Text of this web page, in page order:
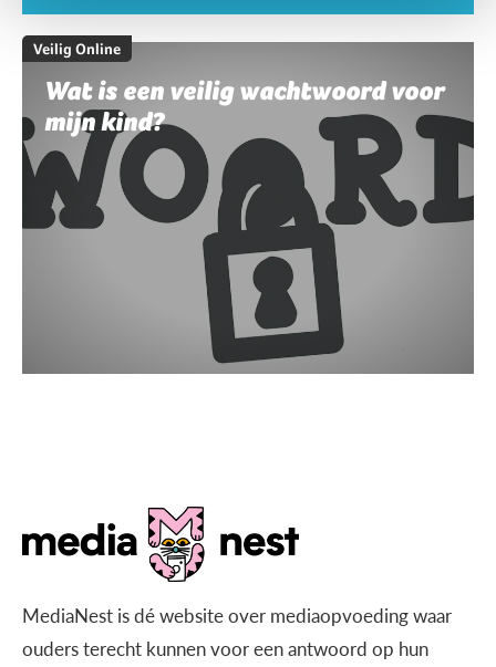
Veilig Online
Wat is een veilig wachtwoord voor
mijn kind?
MediaNest is dé website over mediaopvoeding waar
ouders terecht kunnen voor een antwoord op hun